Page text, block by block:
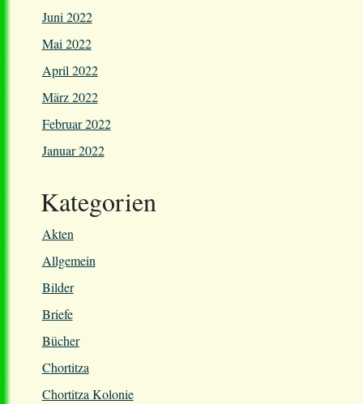
Juni 2022
Mai 2022
April 2022
März 2022
Februar 2022
Januar 2022
Kategorien
Akten
Allgemein
Bilder
Briefe
Bücher
Chortitza
Chortitza Kolonie